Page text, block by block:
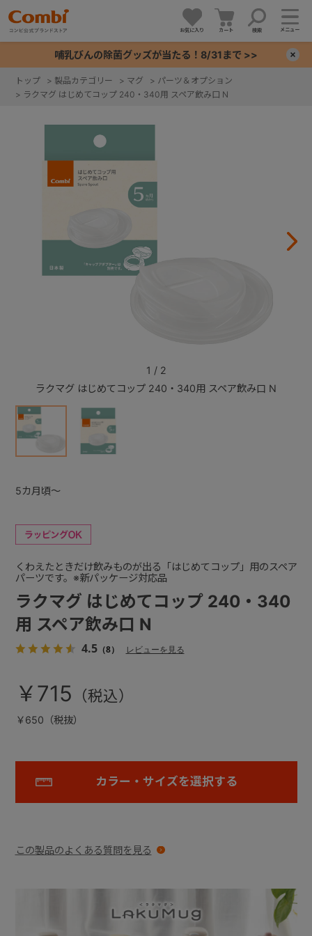
お気に入り カート 検索 メニュー
哺乳びんの除菌グッズが当たる！8/31まで >>
トップ > 製品カテゴリー > マグ > パーツ＆オプション
> ラクマグ はじめてコップ 240・340用 スペア飲み口 N
ラクマグ はじめてコップ 240・340用 スペア飲み口 N
1 / 2
ラクマグ はじめてコップ 240・340
用 スペア飲み口 N
4.5（8） レビューを見る
くわえたときだけ飲みものが出る「はじめてコップ」用のスペア
パーツです。※新パッケージ対応品
￥715
￥650（税抜）
カラー・サイズを選択する
この製品のよくある質問を見る
5カ月頃～